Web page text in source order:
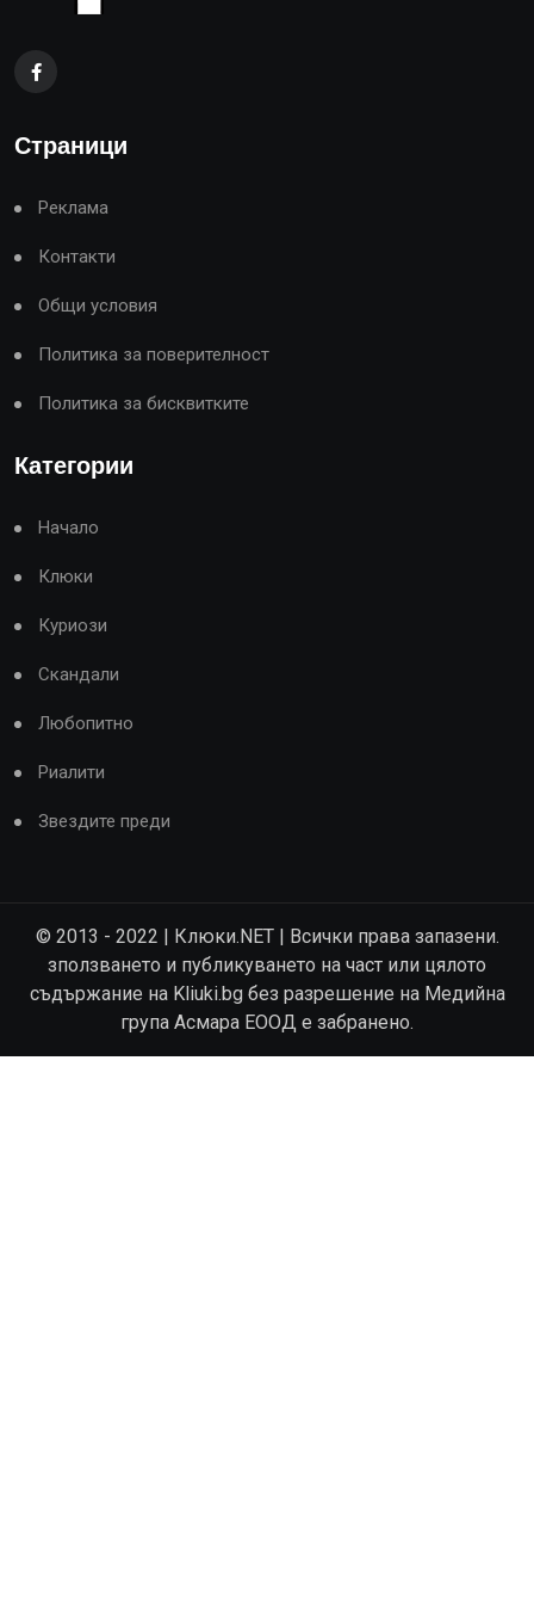
Страници
Реклама
Контакти
Общи условия
Политика за поверителност
Политика за бисквитките
Категории
Начало
Клюки
Куриози
Скандали
Любопитно
Риалити
Звездите преди
© 2013 - 2022 | Клюки.NET | Всички права запазени.
зползването и публикуването на част или цялото
съдържание на Kliuki.bg без разрешение на Медийна
група Асмара ЕООД е забранено.